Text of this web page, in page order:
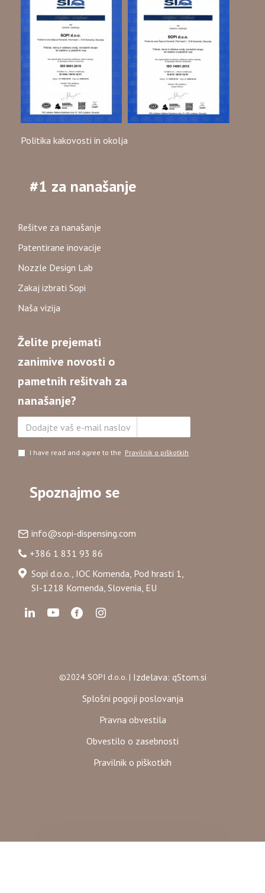
Politika kakovosti in okolja
#1 za nanašanje
Rešitve za nanašanje
Patentirane inovacije
Nozzle Design Lab
Zakaj izbrati Sopi
Naša vizija
Želite prejemati
zanimive novosti o
pametnih rešitvah za
nanašanje?
I have read and agree to the Pravilnik o piškotkih
Spoznajmo se
info@sopi-dispensing.com
+386 1 831 93 86
Sopi d.o.o., IOC Komenda, Pod hrasti 1,
SI-1218 Komenda, Slovenia, EU
©2024 SOPI d.o.o. | Izdelava: qStom.si
Splošni pogoji poslovanja
Pravna obvestila
Obvestilo o zasebnosti
Pravilnik o piškotkih